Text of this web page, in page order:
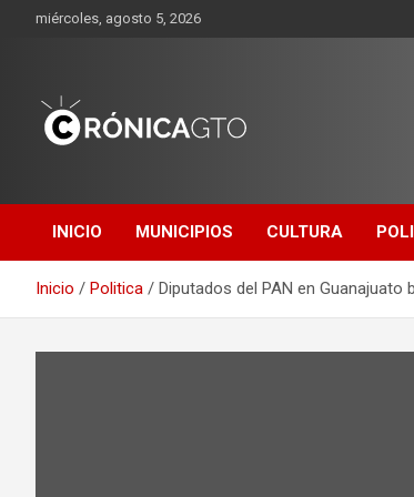
miércoles, agosto 5, 2026
GUANAJUATO
INICIO MUNICIPIOS CULTURA
Inicio Politica Diputados del PAN en